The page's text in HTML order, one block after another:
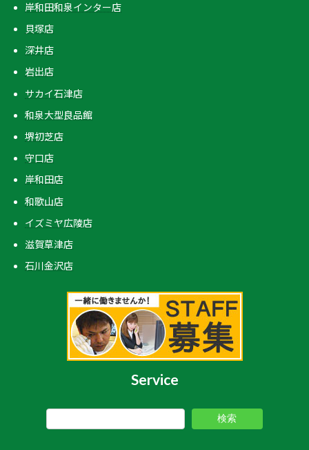
岸和田和泉インター店
貝塚店
深井店
岩出店
サカイ石津店
和泉大型良品館
堺初芝店
守口店
岸和田店
和歌山店
イズミヤ広陵店
滋賀草津店
石川金沢店
Service
検索